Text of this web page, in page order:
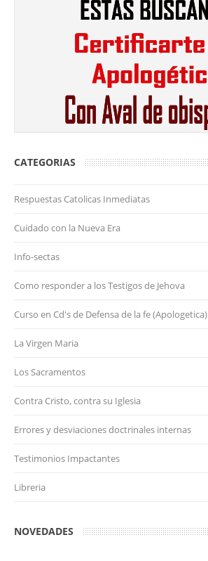
CATEGORIAS
Respuestas Catolicas Inmediatas
Cuidado con la Nueva Era
Info-sectas
Como responder a los Testigos de Jehova
Curso en Cd's de Defensa de la fe (Apologetica)
La Virgen Maria
Los Sacramentos
Contra Cristo, contra su Iglesia
Errores y desviaciones doctrinales internas
Testimonios Impactantes
Libreria
NOVEDADES